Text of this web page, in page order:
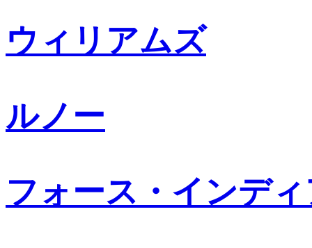
ウィリアムズ
ルノー
フォース・インデ